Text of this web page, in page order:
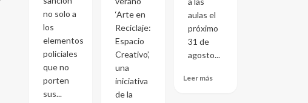
no solo a
los
elementos
policiales
que no
porten
sus...
‘Arte en
Reciclaje:
Espacio
Creativo’,
una
iniciativa
de la
aulas el
próximo
31 de
agosto...
Leer más